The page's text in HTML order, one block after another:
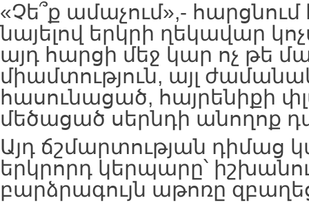
«Չե՞ք ամաչում»,- հարցնում
նայելով երկրի ղեկավար
այդ հարցի մեջ կար ոչ թե
միամտություն, այլ
հասունացած, հայրենիքի
մեծացած սերնդի անողոք
Այդ ճշմարտության դիմաց
երկրորդ կերպարը՝
բարձրագույն աթոռը